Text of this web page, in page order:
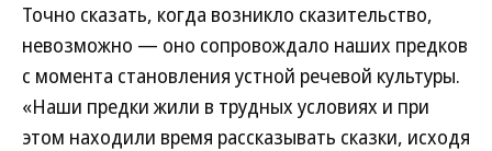
Точно сказать, когда возникло сказительство,
невозможно — оно сопровождало наших предков
с момента становления устной речевой культуры.
«Наши предки жили в трудных условиях и при
этом находили время рассказывать сказки, исходя